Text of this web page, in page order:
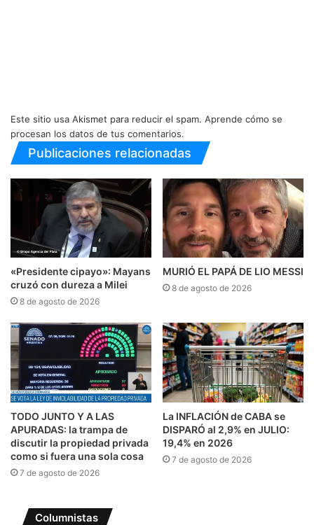
Este sitio usa Akismet para reducir el spam. Aprende cómo se
procesan los datos de tus comentarios.
Publicaciones relacionadas
«Presidente cipayo»: Mayans
cruzó con dureza a Milei
8 de agosto de 2026
MURIÓ EL PAPÁ DE LIO MESSI
8 de agosto de 2026
TODO JUNTO Y A LAS
APURADAS: la trampa de
discutir la propiedad privada
como si fuera una sola cosa
7 de agosto de 2026
La INFLACIÓN de CABA se
DISPARÓ al 2,9% en JULIO:
19,4% en 2026
7 de agosto de 2026
Columnistas